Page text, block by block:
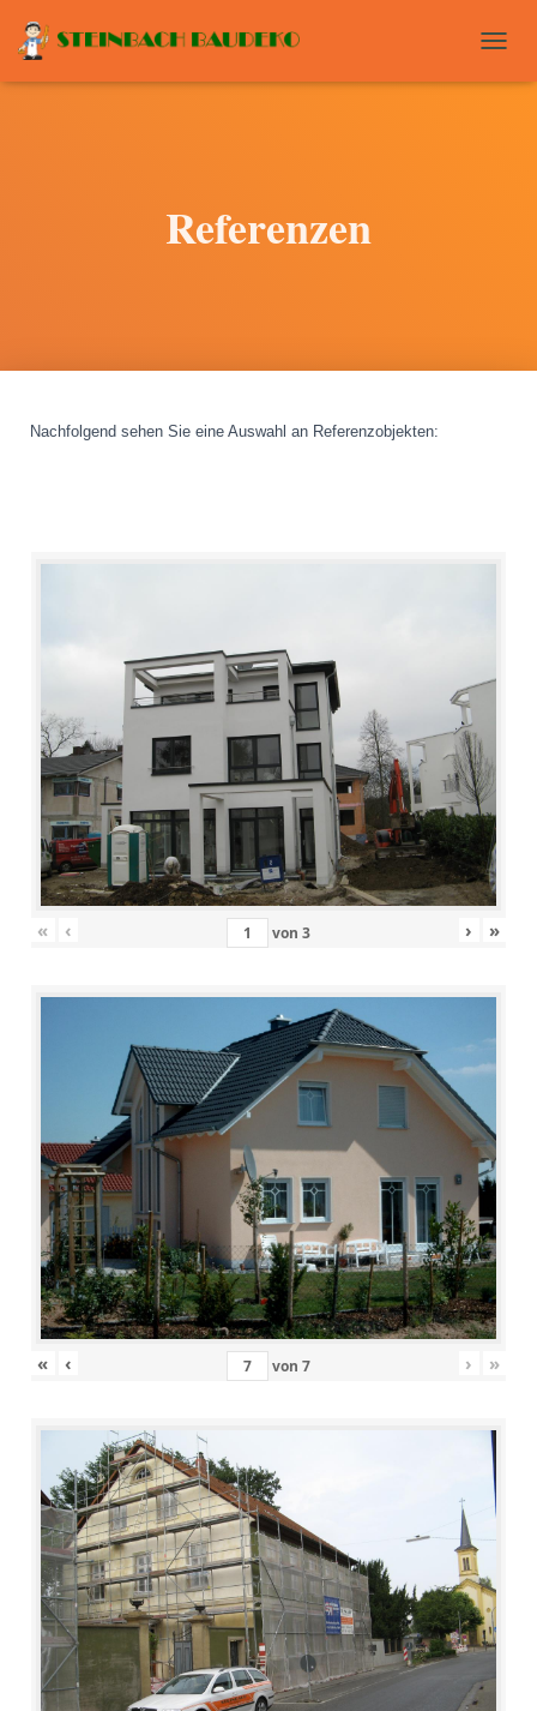
O
Referenzen
Nachfolgend sehen Sie eine Auswahl an Referenzobjekten:
« ‹ von 3 › »
« ‹ von 7 › »